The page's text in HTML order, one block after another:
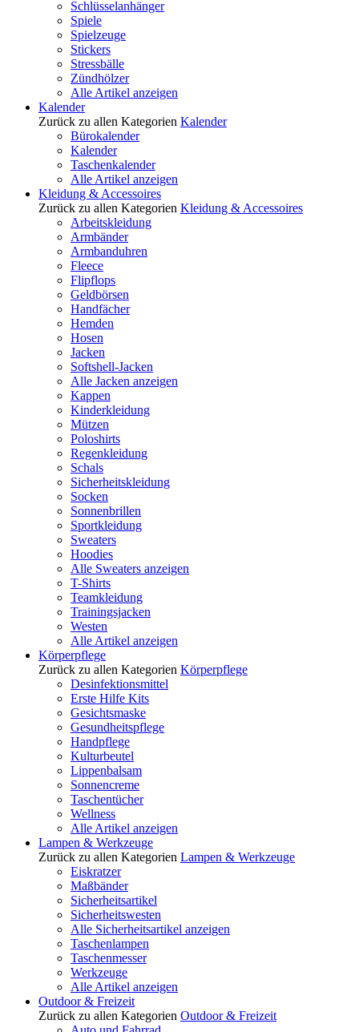
Schlüsselanhänger
Spiele
Spielzeuge
Stickers
Stressbälle
Zündhölzer
Alle Artikel anzeigen
Kalender
Zurück zu allen Kategorien Kalender
Bürokalender
Kalender
Taschenkalender
Alle Artikel anzeigen
Kleidung & Accessoires
Zurück zu allen Kategorien Kleidung & Accessoires
Arbeitskleidung
Armbänder
Armbanduhren
Fleece
Flipflops
Geldbörsen
Handfächer
Hemden
Hosen
Jacken
Softshell-Jacken
Alle Jacken anzeigen
Kappen
Kinderkleidung
Mützen
Poloshirts
Regenkleidung
Schals
Sicherheitskleidung
Socken
Sonnenbrillen
Sportkleidung
Sweaters
Hoodies
Alle Sweaters anzeigen
T-Shirts
Teamkleidung
Trainingsjacken
Westen
Alle Artikel anzeigen
Körperpflege
Zurück zu allen Kategorien Körperpflege
Desinfektionsmittel
Erste Hilfe Kits
Gesichtsmaske
Gesundheitspflege
Handpflege
Kulturbeutel
Lippenbalsam
Sonnencreme
Taschentücher
Wellness
Alle Artikel anzeigen
Lampen & Werkzeuge
Zurück zu allen Kategorien Lampen & Werkzeuge
Eiskratzer
Maßbänder
Sicherheitsartikel
Sicherheitswesten
Alle Sicherheitsartikel anzeigen
Taschenlampen
Taschenmesser
Werkzeuge
Alle Artikel anzeigen
Outdoor & Freizeit
Zurück zu allen Kategorien Outdoor & Freizeit